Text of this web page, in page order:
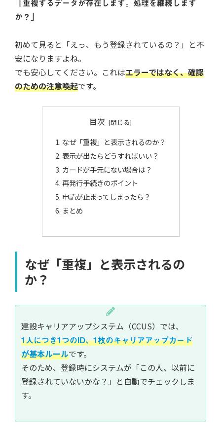
か？」
初めて見ると「えっ、もう登録されているの？」と不
安になりますよね。
でも安心してください。これはエラーではなく、確認
のための注意喚起です。
目次
なぜ「重複」と表示されるのか？
表示が出たらどうすればいい？
カードが手元にない場合は？
再発行手続きのポイント
申請が止まってしまったら？
まとめ
なぜ「重複」と表示されるの
か？
建設キャリアアップシステム（CCUS）では、
1人につき1つのID、1枚のキャリアアップカード
が基本ルールです。
そのため、登録時にシステムが「この人、以前に
登録されていないかな？」と自動でチェックしま
す。